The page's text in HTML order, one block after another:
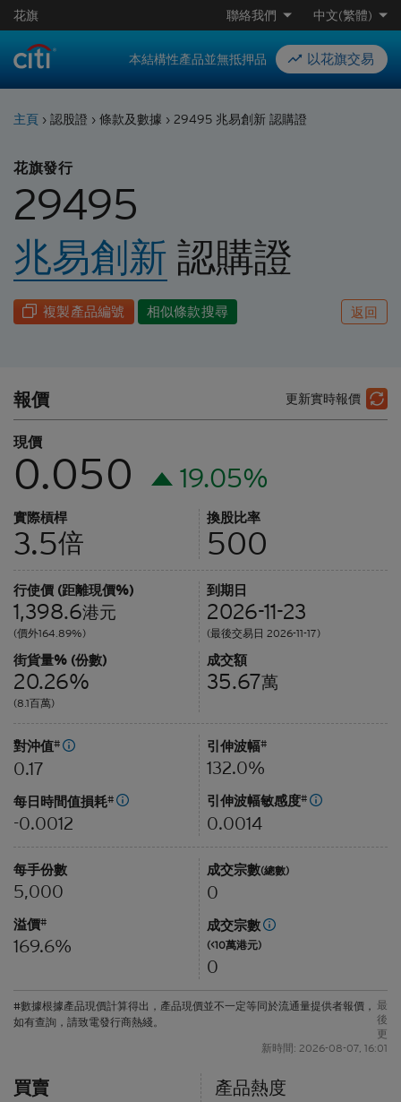
花旗 聯絡我們 中文(繁體)
本結構性產品並無抵押品 以花旗交易
主頁 › 認股證 › 條款及數據 › 29495 兆易創新 認購證
花旗發行
29495
兆易創新 認購證
複製產品編號 相似條款搜尋 返回
更新實時報價
報價
現價
0.050 19.05%
實際槓桿
3.5倍
換股比率
500
行使價 (距離現價%)
1,398.6港元
(價外164.89%)
到期日
2026-11-23
(最後交易日 2026-11-17)
街貨量% (份數)
20.26%
(8.1百萬)
成交額
35.67萬
對沖值#
0.17
每日時間值損耗#
-0.0012
引伸波幅#
132.0%
引伸波幅敏感度#
0.0014
每手份數
5,000
溢價#
169.6%
成交宗數(總數)
0
成交宗數
(<10萬港元)
0
#數據根據產品現價計算得出，產品現價並不一定等同於流通量提供者報價，
如有查詢，請致電發行商熱綫。
最
後
更
新時間: 2026-08-07, 16:01
買賣 產品熱度